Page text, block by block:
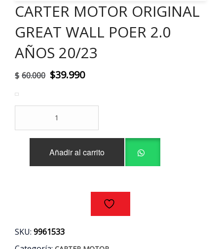
CARTER MOTOR ORIGINAL
GREAT WALL POER 2.0
AÑOS 20/23
$ 60.000 El
original
era:
$60.000.
$39.990El
actual
$39.990.
ORIGINAL
GREAT
Añadir al carrito
SKU: 9961533